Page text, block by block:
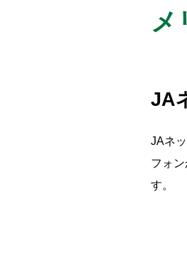
メ
JA
JAネ
フォ
す。